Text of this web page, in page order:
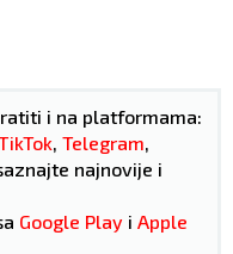
i na platformama:
, Telegram,
najnovije i
Google Play i Apple